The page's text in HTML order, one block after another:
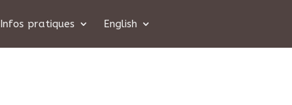
Infos pratiques English